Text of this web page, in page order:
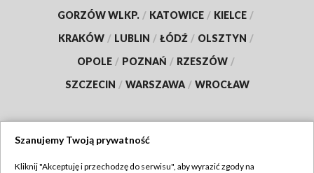
GORZÓW WLKP. / KATOWICE / KIELCE /
KRAKÓW / LUBLIN / ŁÓDŹ / OLSZTYN /
OPOLE / POZNAŃ / RZESZÓW /
SZCZECIN / WARSZAWA / WROCŁAW
Szanujemy Twoją prywatność
Kliknij "Akceptuję i przechodzę do serwisu", aby wyrazić zgody na